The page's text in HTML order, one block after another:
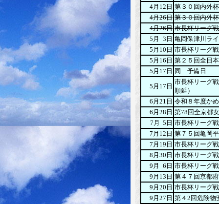
4月12日 第３０回内外
4月26日 第３０回内外
4月26日 市長杯リーグ
5月
3日 亀岡保津川ラ
5月10日 市長杯リーグ
5月16日 第２５回全日
5月17日 同 予備日
5月17日
市長杯リーグ
順延）
6月21日 令和８年度か
6月28日 第78回全京都
7月 5日 市長杯リーグ
7月12日 第７５回亀岡
7月19日 市長杯リーグ
8月30日 市長杯リーグ
9月
6日 市長杯リーグ
9月13日 第４７回京都
9月20日 市長杯リーグ
9月27日 第４2回危険物